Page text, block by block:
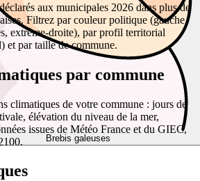
Brebis galeuses
aux municipales 2026 dans plus de
Filtrez par couleur politique (gauche,
extrême-droite), par profil territorial
et par taille de commune.
par commune
climatiques de votre commune : jours de
élévation du niveau de la mer,
issues de Météo France et du GIEC,